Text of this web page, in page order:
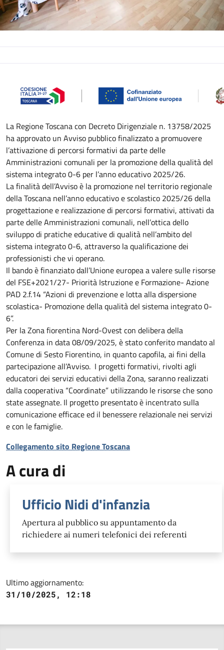
Descrizione
La Regione Toscana con Decreto Dirigenziale n. 13758/2025
ha approvato un Avviso pubblico finalizzato a promuovere
l’attivazione di percorsi formativi da parte delle
Amministrazioni comunali per la promozione della qualità del
sistema integrato 0-6 per l’anno educativo 2025/26.
La finalità dell’Avviso è la promozione nel territorio regionale
della Toscana nell’anno educativo e scolastico 2025/26 della
progettazione e realizzazione di percorsi formativi, attivati da
parte delle Amministrazioni comunali, nell’ottica dello
sviluppo di pratiche educative di qualità nell’ambito del
sistema integrato 0-6, attraverso la qualificazione dei
professionisti che vi operano.
Il bando è finanziato dall’Unione europea a valere sulle risorse
del FSE+2021/27- Priorità Istruzione e Formazione- Azione
PAD 2.f.14 “Azioni di prevenzione e lotta alla dispersione
scolastica- Promozione della qualità del sistema integrato 0-
6”.
Per la Zona fiorentina Nord-Ovest con delibera della
Conferenza in data 08/09/2025, è stato conferito mandato al
Comune di Sesto Fiorentino, in quanto capofila, ai fini della
partecipazione all’Avviso. I progetti formativi, rivolti agli
educatori dei servizi educativi della Zona, saranno realizzati
dalla cooperativa “Coordinate” utilizzando le risorse che sono
state assegnate. Il progetto presentato è incentrato sulla
comunicazione efficace ed il benessere relazionale nei servizi
e con le famiglie.
Collegamento sito Regione Toscana
A cura di
Ufficio Nidi d'infanzia
Apertura al pubblico su appuntamento da
richiedere ai numeri telefonici dei referenti
Ultimo aggiornamento:
31/10/2025, 12:18